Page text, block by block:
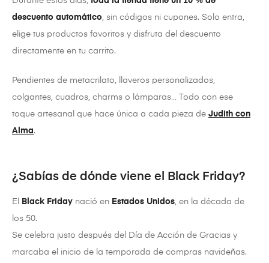
descuento automático, sin códigos ni cupones. Solo entra,
elige tus productos favoritos y disfruta del descuento
directamente en tu carrito.
Pendientes de metacrilato, llaveros personalizados,
colgantes, cuadros, charms o lámparas… Todo con ese
toque artesanal que hace única a cada pieza de Judith con
Alma.
¿Sabías de dónde viene el Black Friday?
El Black Friday nació en Estados Unidos, en la década de
los 50.
Se celebra justo después del Día de Acción de Gracias y
marcaba el inicio de la temporada de compras navideñas.